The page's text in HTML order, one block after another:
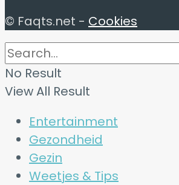
© Faqts.net - Cookies
No Result
View All Result
Entertainment
Gezondheid
Gezin
Weetjes & Tips